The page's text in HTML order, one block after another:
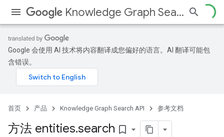
Knowledge Graph Search API
Google 会使用 AI 技术将内容翻译成您偏好的语言。AI 翻译可能包
含错误。
首页 产品 Knowledge Graph Search API 参考文档
方法 entities.search bookmark_border